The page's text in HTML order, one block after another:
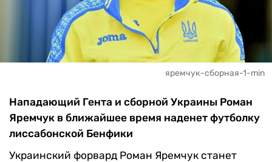
яремчук-сборная-1-min
Нападающий Гента и сборной Украины Роман
Яремчук в ближайшее время наденет футболку
лиссабонской Бенфики
Украинский форвард Роман Яремчук станет